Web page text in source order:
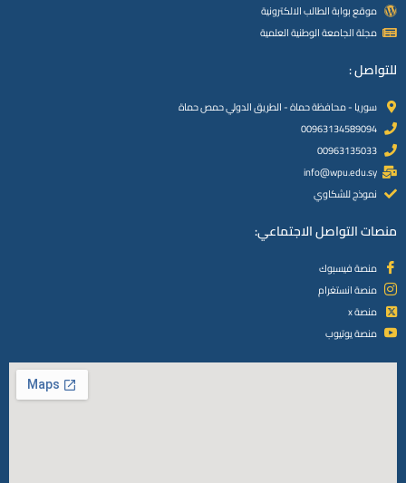
موقع بوابة الطالب الالكترونية
مجلة الجامعة الوطنية العلمية
للتواصل :
سوريا - محافظة حماة - الطريق الدولي حمص حماة
00963134589094
00963135033
info@wpu.edu.sy
نموذج للشكاوي
منصات التواصل الاجتماعي:
منصة فيسبوك
منصة انستغرام
منصة x
منصة يوتيوب